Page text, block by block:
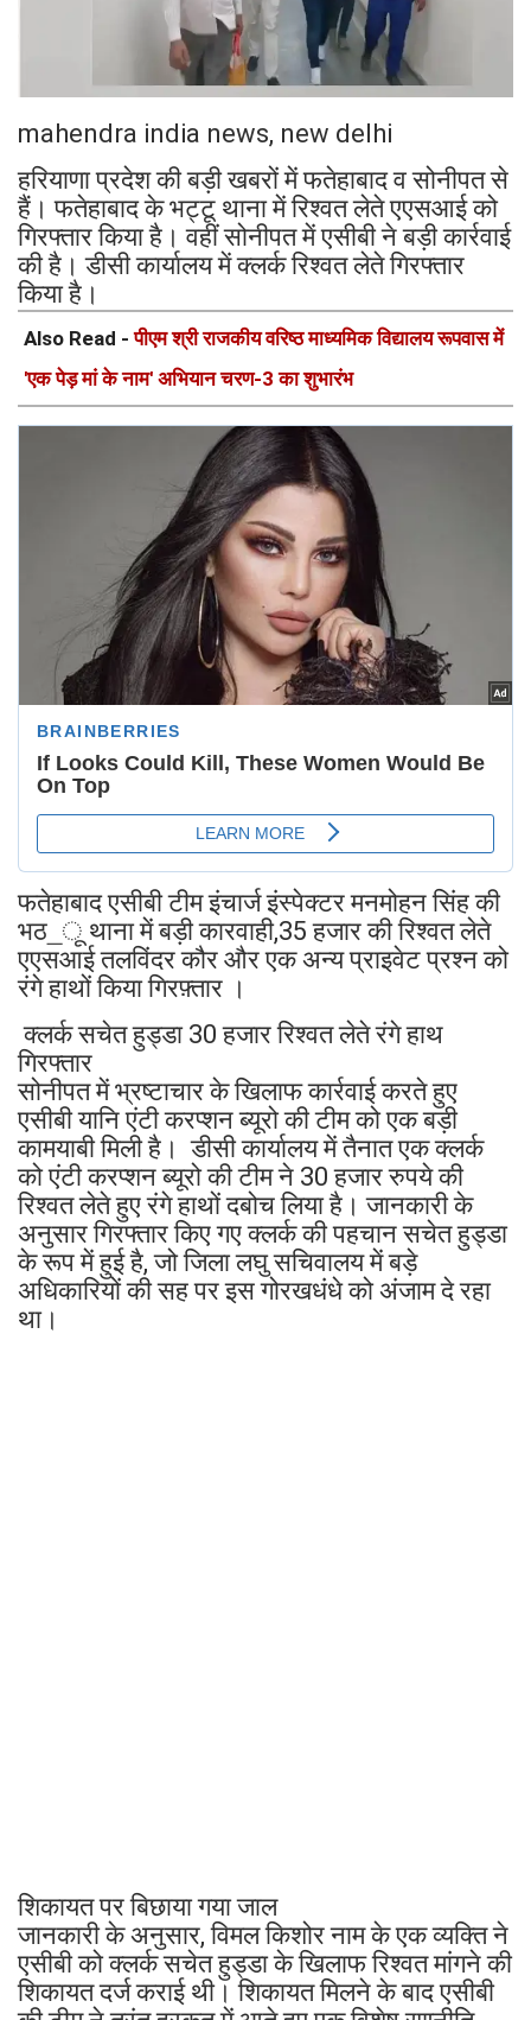
mahendra india news, new delhi
हरियाणा प्रदेश की बड़ी खबरों में फतेहाबाद व सोनीपत से
हैं। फतेहाबाद के भट्टू थाना में रिश्वत लेते एएसआई को
गिरफ्तार किया है। वहीं सोनीपत में एसीबी ने बड़ी कार्रवाई
की है। डीसी कार्यालय में क्लर्क रिश्वत लेते गिरफ्तार
किया है।
Also Read -पीएम श्री राजकीय वरिष्ठ माध्यमिक विद्यालय रूपवास में
'एक पेड़ मां के नाम' अभियान चरण-3 का शुभारंभ
फतेहाबाद एसीबी टीम इंचार्ज इंस्पेक्टर मनमोहन सिंह की
भठ_ू थाना में बड़ी कारवाही,35 हजार की रिश्वत लेते
एएसआई तलविंदर कौर और एक अन्य प्राइवेट प्रश्न को
रंगे हाथों किया गिरफ़्तार ।
क्लर्क सचेत हुड्डा 30 हजार रिश्वत लेते रंगे हाथ
गिरफ्तार
सोनीपत में भ्रष्टाचार के खिलाफ कार्रवाई करते हुए
एसीबी यानि एंटी करप्शन ब्यूरो की टीम को एक बड़ी
कामयाबी मिली है। डीसी कार्यालय में तैनात एक क्लर्क
को एंटी करप्शन ब्यूरो की टीम ने 30 हजार रुपये की
रिश्वत लेते हुए रंगे हाथों दबोच लिया है। जानकारी के
अनुसार गिरफ्तार किए गए क्लर्क की पहचान सचेत हुड्डा
के रूप में हुई है, जो जिला लघु सचिवालय में बड़े
अधिकारियों की सह पर इस गोरखधंधे को अंजाम दे रहा
था।
शिकायत पर बिछाया गया जाल
जानकारी के अनुसार, विमल किशोर नाम के एक व्यक्ति ने
एसीबी को क्लर्क सचेत हुड्डा के खिलाफ रिश्वत मांगने की
शिकायत दर्ज कराई थी। शिकायत मिलने के बाद एसीबी